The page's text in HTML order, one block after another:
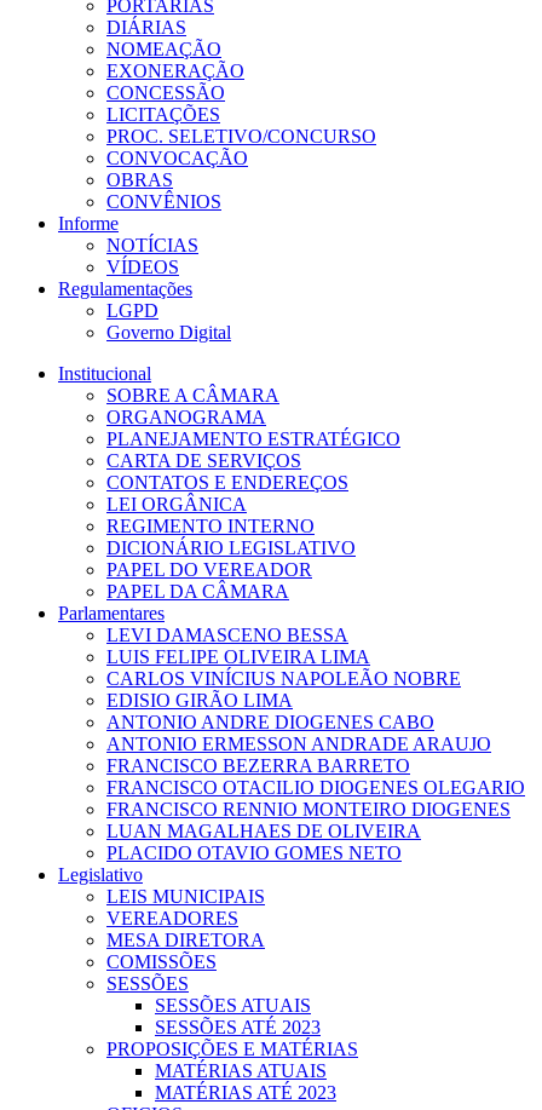
PORTARIAS
DIÁRIAS
NOMEAÇÃO
EXONERAÇÃO
CONCESSÃO
LICITAÇÕES
PROC. SELETIVO/CONCURSO
CONVOCAÇÃO
OBRAS
CONVÊNIOS
Informe
NOTÍCIAS
VÍDEOS
Regulamentações
LGPD
Governo Digital
Institucional
SOBRE A CÂMARA
ORGANOGRAMA
PLANEJAMENTO ESTRATÉGICO
CARTA DE SERVIÇOS
CONTATOS E ENDEREÇOS
LEI ORGÂNICA
REGIMENTO INTERNO
DICIONÁRIO LEGISLATIVO
PAPEL DO VEREADOR
PAPEL DA CÂMARA
Parlamentares
LEVI DAMASCENO BESSA
LUIS FELIPE OLIVEIRA LIMA
CARLOS VINÍCIUS NAPOLEÃO NOBRE
EDISIO GIRÃO LIMA
ANTONIO ANDRE DIOGENES CABO
ANTONIO ERMESSON ANDRADE ARAUJO
FRANCISCO BEZERRA BARRETO
FRANCISCO OTACILIO DIOGENES OLEGARIO
FRANCISCO RENNIO MONTEIRO DIOGENES
LUAN MAGALHAES DE OLIVEIRA
PLACIDO OTAVIO GOMES NETO
Legislativo
LEIS MUNICIPAIS
VEREADORES
MESA DIRETORA
COMISSÕES
SESSÕES
SESSÕES ATUAIS
SESSÕES ATÉ 2023
PROPOSIÇÕES E MATÉRIAS
MATÉRIAS ATUAIS
MATÉRIAS ATÉ 2023